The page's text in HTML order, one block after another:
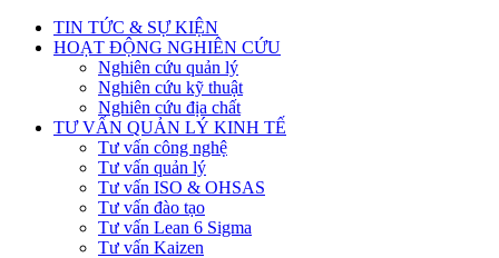
TIN TỨC & SỰ KIỆN
HOẠT ĐỘNG NGHIÊN CỨU
Nghiên cứu quản lý
Nghiên cứu kỹ thuật
Nghiên cứu địa chất
TƯ VẤN QUẢN LÝ KINH TẾ
Tư vấn công nghệ
Tư vấn quản lý
Tư vấn ISO & OHSAS
Tư vấn đào tạo
Tư vấn Lean 6 Sigma
Tư vấn Kaizen